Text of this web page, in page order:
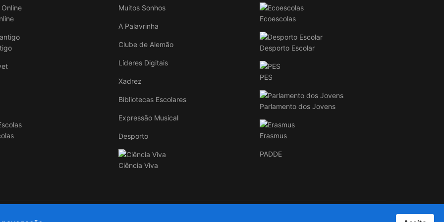
Muitos Sonhos
A Palavrinha
Clube de Alemão
Líderes Digitais
Xadrez
Bibliotecas Escolares
Expressão Musical
Desporto
Ciência Viva
Ecoescolas
Desporto Escolar
PES
Parlamento dos Jovens
Erasmus
PADDE